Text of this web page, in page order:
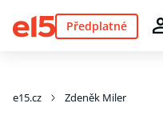
Předplatné
e15.cz Zdeněk Miler